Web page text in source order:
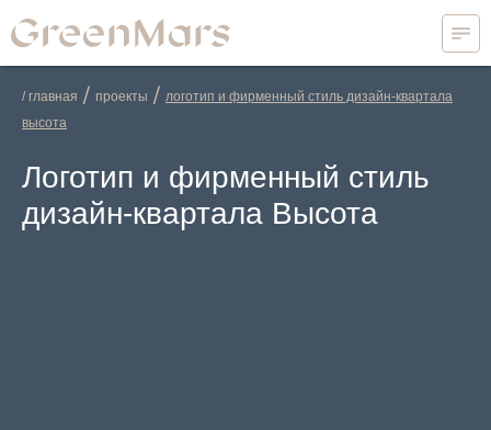
/ главная / проекты / логотип и фирменный стиль дизайн-квартала
высота
Логотип и фирменный стиль
дизайн-квартала Высота